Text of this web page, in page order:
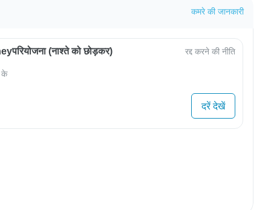
कमरे की जानकारी
(नाश्ते को छोड़कर) रद्द करने की नीति
के
दरें देखें